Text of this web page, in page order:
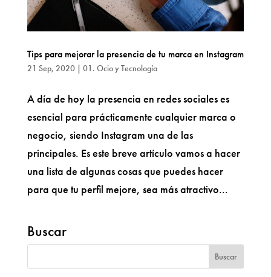
Tips para mejorar la presencia de tu marca en Instagram
21 Sep, 2020| 01. Ocio y Tecnología
A día de hoy la presencia en redes sociales es
esencial para prácticamente cualquier marca o
negocio, siendo Instagram una de las
principales. Es este breve artículo vamos a hacer
una lista de algunas cosas que puedes hacer
para que tu perfil mejore, sea más atractivo...
Buscar